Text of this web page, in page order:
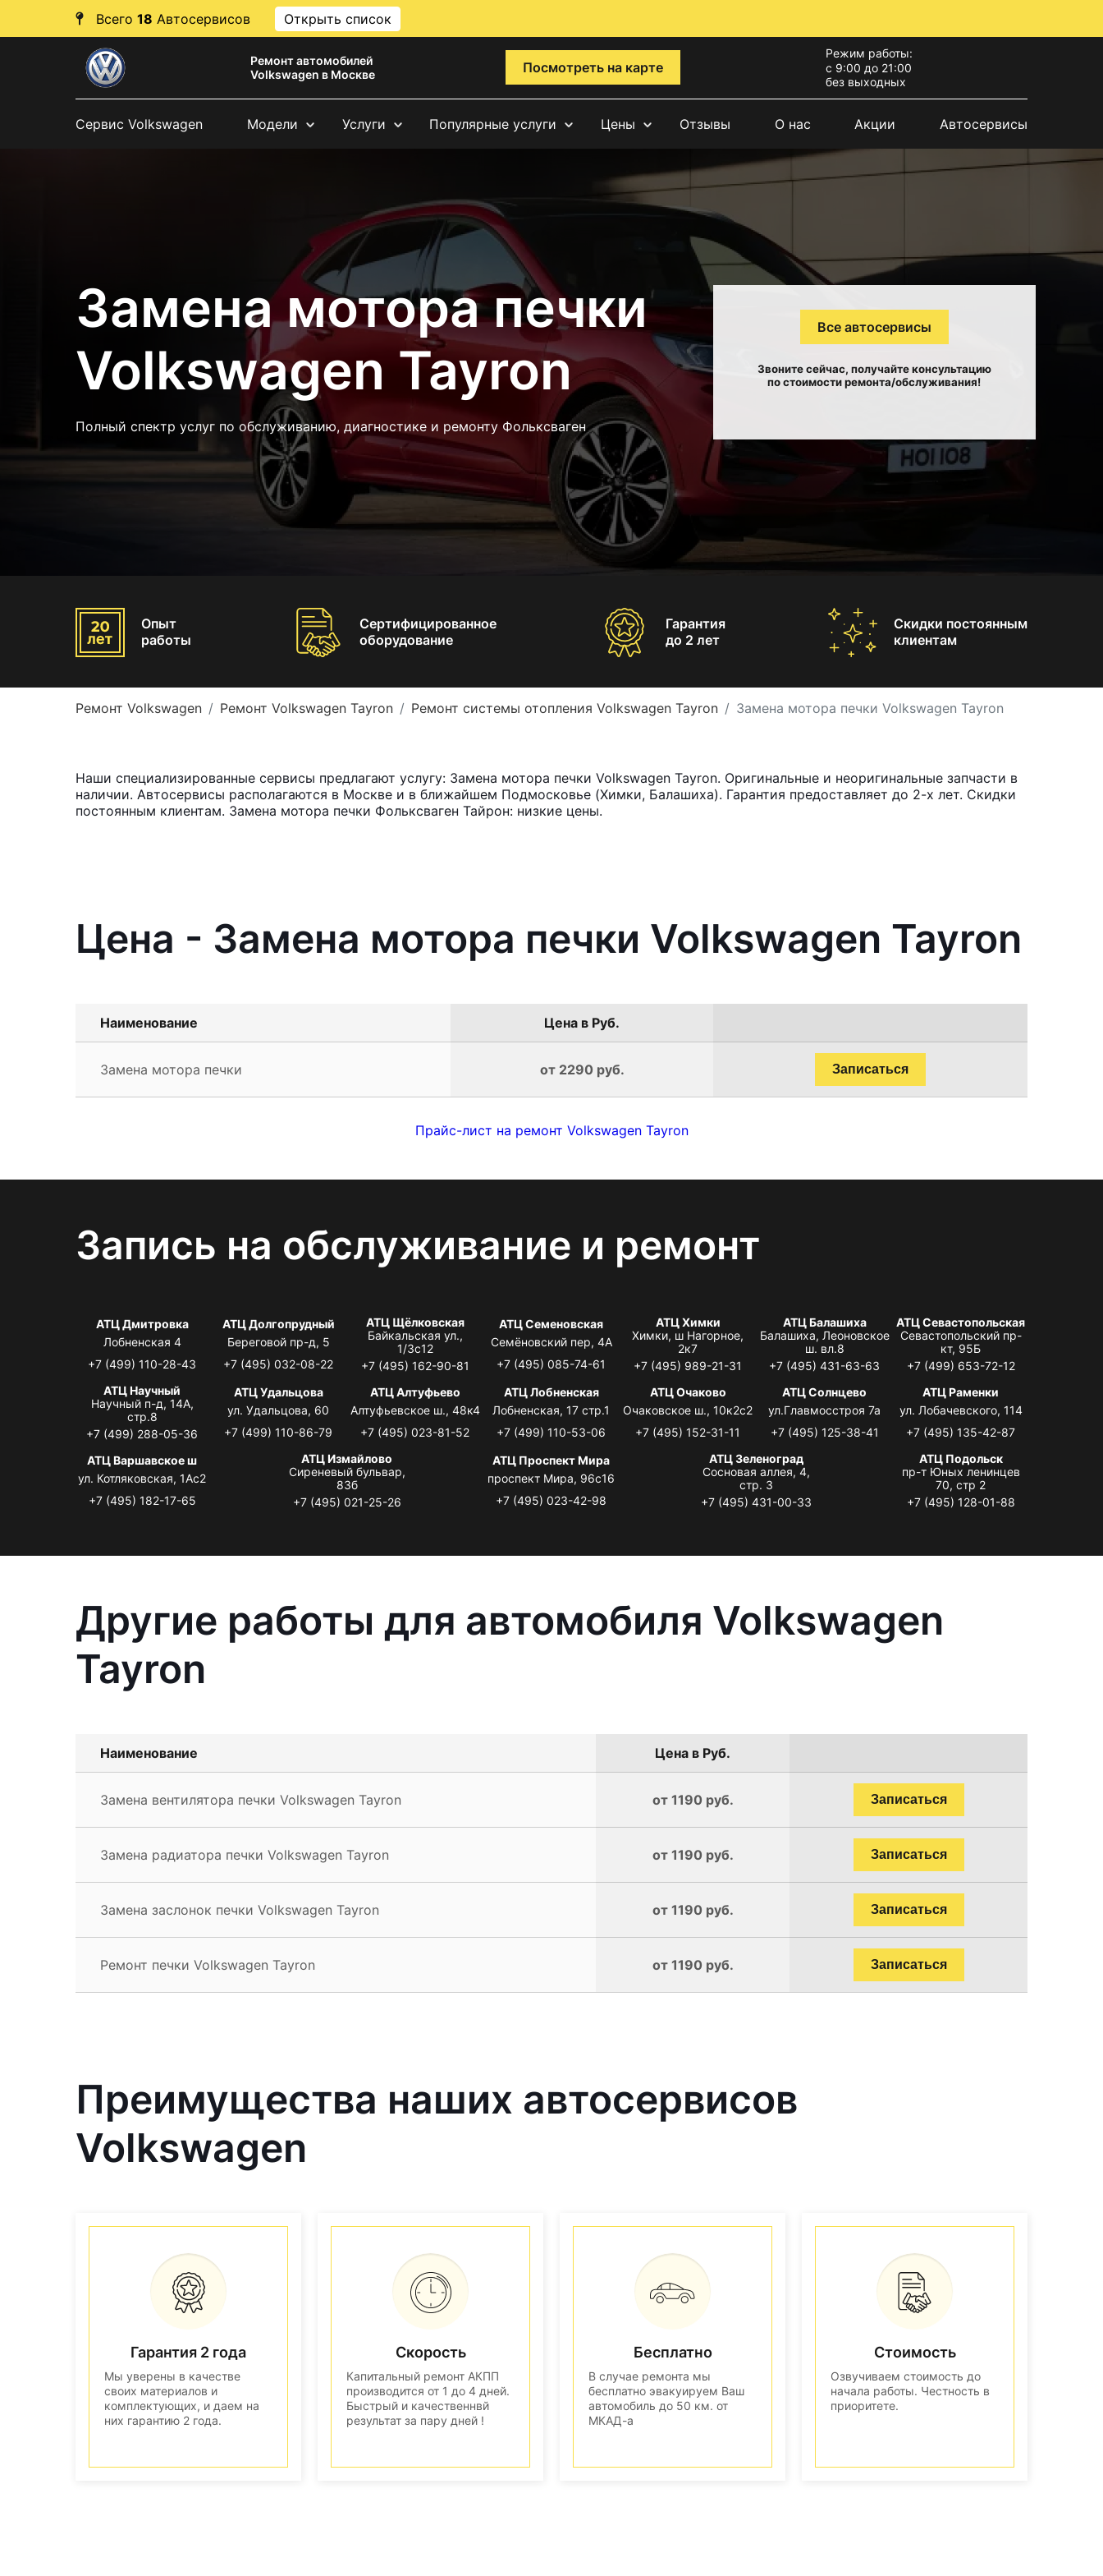
Всего 18 Автосервисов Открыть список
Ремонт автомобилей
Volkswagen в Москве
Посмотреть на карте
Режим работы:
с 9:00 до 21:00
без выходных
Сервис Volkswagen Модели Услуги Популярные услуги Цены Отзывы О нас Акции Автосервисы
Замена мотора печки
Volkswagen Tayron
Полный спектр услуг по обслуживанию, диагностике и ремонту Фольксваген
Все автосервисы
Звоните сейчас, получайте консультацию
по стоимости ремонта/обслуживания!
Опыт
работы
Сертифицированное
оборудование
Гарантия
до 2 лет
Скидки постоянным
клиентам
Ремонт Volkswagen Ремонт Volkswagen Tayron Ремонт системы отопления Volkswagen Tayron Замена мотора печки Volkswagen Tayron
Наши специализированные сервисы предлагают услугу: Замена мотора печки Volkswagen Tayron. Оригинальные и неоригинальные запчасти в
наличии. Автосервисы располагаются в Москве и в ближайшем Подмосковье (Химки, Балашиха). Гарантия предоставляет до 2-х лет. Скидки
постоянным клиентам. Замена мотора печки Фольксваген Тайрон: низкие цены.
Цена - Замена мотора печки Volkswagen Tayron
Наименование Цена в Руб.
Замена мотора печки от 2290 руб. Записаться
Прайс-лист на ремонт Volkswagen Tayron
Запись на обслуживание и ремонт
АТЦ Дмитровка
Лобненская 4
+7 (499) 110-28-43
АТЦ Долгопрудный
Береговой пр-д, 5
+7 (495) 032-08-22
АТЦ Щёлковская
Байкальская ул.,
1/3с12
+7 (495) 162-90-81
АТЦ Семеновская
Семёновский пер, 4А
+7 (495) 085-74-61
АТЦ Химки
Химки, ш Нагорное,
2к7
+7 (495) 989-21-31
АТЦ Балашиха
Балашиха, Леоновское
ш. вл.8
+7 (495) 431-63-63
АТЦ Севастопольская
Севастопольский пр-
кт, 95Б
+7 (499) 653-72-12
АТЦ Научный
Научный п-д, 14А,
стр.8
+7 (499) 288-05-36
АТЦ Удальцова
ул. Удальцова, 60
+7 (499) 110-86-79
АТЦ Алтуфьево
Алтуфьевское ш., 48к4
+7 (495) 023-81-52
АТЦ Лобненская
Лобненская, 17 стр.1
+7 (499) 110-53-06
АТЦ Очаково
Очаковское ш., 10к2с2
+7 (495) 152-31-11
АТЦ Солнцево
ул.Главмосстроя 7а
+7 (495) 125-38-41
АТЦ Раменки
ул. Лобачевского, 114
+7 (495) 135-42-87
АТЦ Варшавское ш
ул. Котляковская, 1Ас2
+7 (495) 182-17-65
АТЦ Измайлово
Сиреневый бульвар,
83б
+7 (495) 021-25-26
АТЦ Проспект Мира
проспект Мира, 96с16
+7 (495) 023-42-98
АТЦ Зеленоград
Сосновая аллея, 4,
стр. 3
+7 (495) 431-00-33
АТЦ Подольск
пр-т Юных ленинцев
70, стр 2
+7 (495) 128-01-88
Другие работы для автомобиля Volkswagen
Tayron
Наименование Цена в Руб.
Замена вентилятора печки Volkswagen Tayron от 1190 руб. Записаться
Замена радиатора печки Volkswagen Tayron от 1190 руб. Записаться
Замена заслонок печки Volkswagen Tayron от 1190 руб. Записаться
Ремонт печки Volkswagen Tayron от 1190 руб. Записаться
Преимущества наших автосервисов
Volkswagen
Гарантия 2 года
Мы уверены в качестве
своих материалов и
комплектующих, и даем на
них гарантию 2 года.
Скорость
Капитальный ремонт АКПП
производится от 1 до 4 дней.
Быстрый и качественнвй
результат за пару дней !
Бесплатно
В случае ремонта мы
бесплатно эвакуируем Ваш
автомобиль до 50 км. от
МКАД-а
Стоимость
Озвучиваем стоимость до
начала работы. Честность в
приоритете.